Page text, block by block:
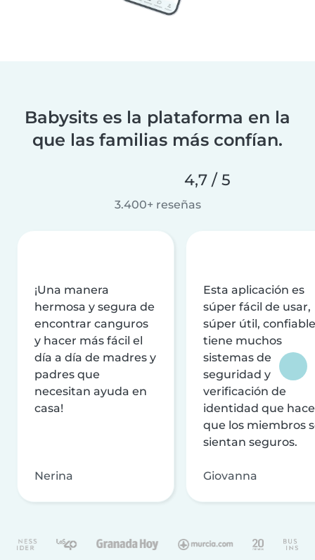
Babysits es la plataforma en la
que las familias más confían.
4,7 / 5
3.400+ reseñas
¡Una manera
hermosa y segura de
encontrar canguros
y hacer más fácil el
día a día de madres y
padres que
necesitan ayuda en
casa!
Nerina
Esta aplicación es
súper fácil de usar,
súper útil,
tiene muchos
sistemas de
seguridad y
verificación de
identidad que
que los miembros
sientan seguros.
Giovanna